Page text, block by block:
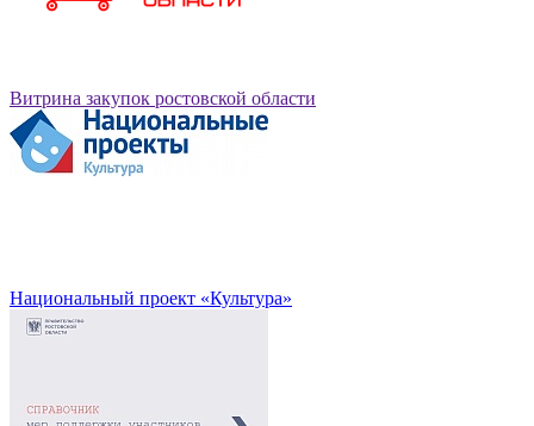
Витрина закупок ростовской области
Национальный проект «Культура»